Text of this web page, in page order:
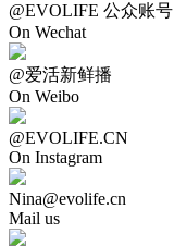
@EVOLIFE 公众账号
On Wechat
@爱活新鲜播
On Weibo
@EVOLIFE.CN
On Instagram
Nina@evolife.cn
Mail us